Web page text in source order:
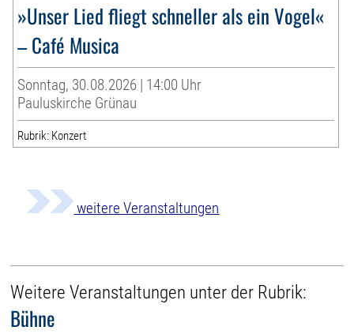
»Unser Lied fliegt schneller als ein Vogel«
– Café Musica
Sonntag, 30.08.2026 | 14:00 Uhr
Pauluskirche Grünau
Rubrik: Konzert
weitere Veranstaltungen
Weitere Veranstaltungen unter der Rubrik:
Bühne